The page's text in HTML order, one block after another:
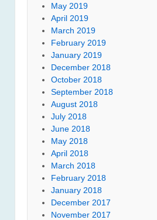
May 2019
April 2019
March 2019
February 2019
January 2019
December 2018
October 2018
September 2018
August 2018
July 2018
June 2018
May 2018
April 2018
March 2018
February 2018
January 2018
December 2017
November 2017